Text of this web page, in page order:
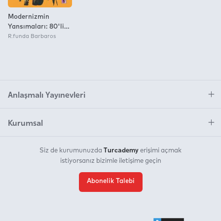
Modernizmin
Yansımaları: 80'li
Yıllarda Türkiye
R.funda Barbaros
Anlaşmalı Yayınevleri
Kurumsal
Siz de kurumunuzda Turcademy erişimi açmak
istiyorsanız bizimle iletişime geçin
Abonelik Talebi